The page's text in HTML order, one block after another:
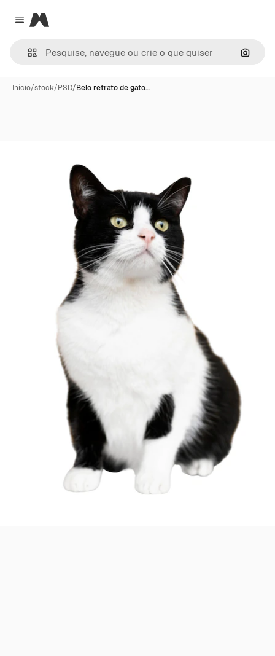
Close menu
Magnific
Início/stock/PSD/Belo retrato de gato…